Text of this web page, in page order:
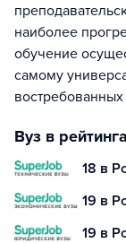
наиболее
обучение
самому
Вуз в
18 в
19 в
19 в